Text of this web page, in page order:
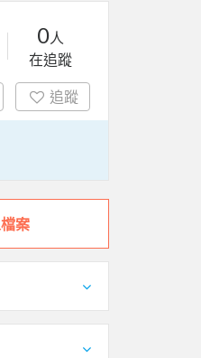
0人
在追蹤
追蹤
案